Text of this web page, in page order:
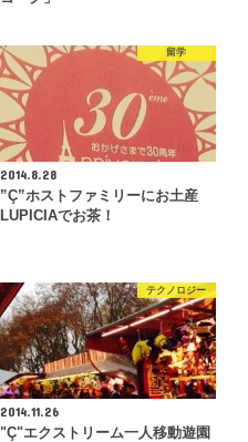
留学
2014.8.28
”Ç”ホストファミリーにお土産
LUPICIAでお茶！
テクノロジー
2014.11.26
"Ç"エクストリーム一人移動遊園